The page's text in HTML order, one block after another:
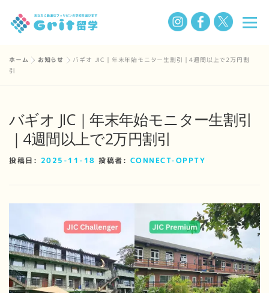
キ
プ
メニ
学校一覧 Q&A 私たちについて お知らせ
BLOG
ホーム » お知らせ » バギオ JIC｜年末年始モニター生割引｜4週間以上で2万円割
引
バギオ JIC｜年末年始モニター生割引
｜4週間以上で2万円割引
投稿日: 2025-11-18 投稿者: CONNECT-OPPTY